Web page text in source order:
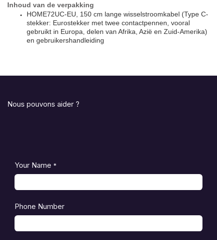
Inhoud van de verpakking
HOME72UC-EU, 150 cm lange wisselstroomkabel (Type C-
stekker: Eurostekker met twee contactpennen, vooral
gebruikt in Europa, delen van Afrika, Azië en Zuid-Amerika)
en gebruikershandleiding
Nous pouvons aider ?
Your Name *
Phone Number